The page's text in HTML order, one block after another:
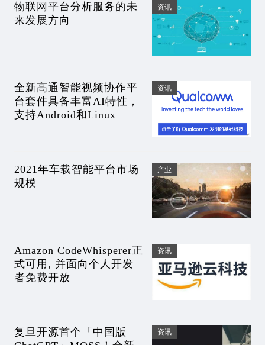
物联网平台分析服务的未
来发展方向
资讯
全新高通智能视频协作平
台套件具备丰富AI特性，
支持Android和Linux
资讯
2021年车载智能平台市场
规模
产业
Amazon CodeWhisperer正
式可用, 并面向个人开发
者免费开放
资讯
复旦开源首个「中国版
资讯